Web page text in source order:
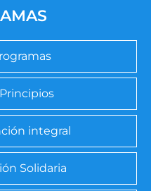
integral
Solidaria